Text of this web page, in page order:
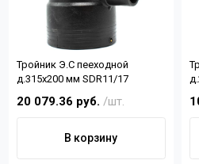
О
Тройник Э.С пееходной
д.315х200 мм SDR11/17
20 079.36 руб. /шт.
В корзину